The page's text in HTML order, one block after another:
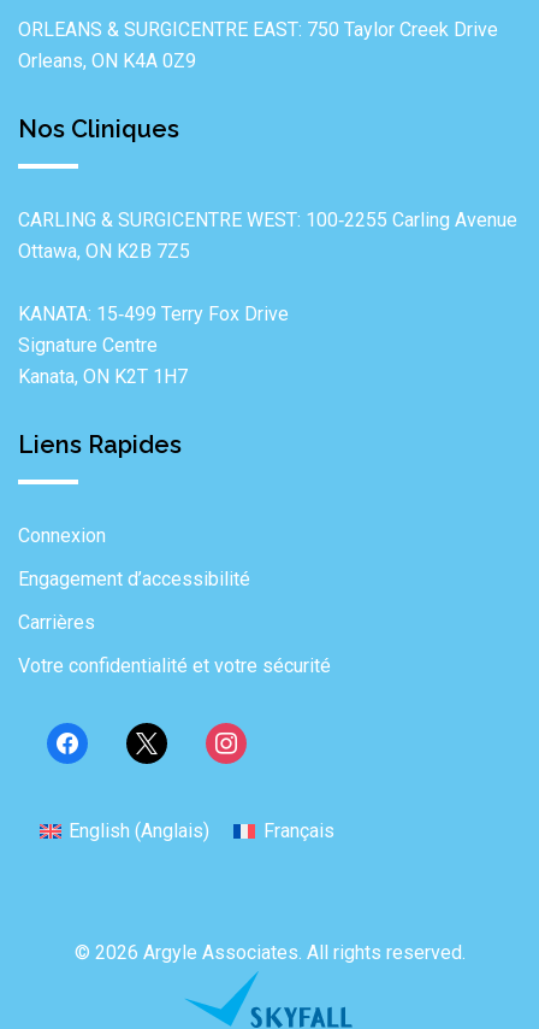
ORLEANS & SURGICENTRE EAST: 750 Taylor Creek Drive
Orleans, ON K4A 0Z9
Nos Cliniques
CARLING & SURGICENTRE WEST: 100‐2255 Carling Avenue
Ottawa, ON K2B 7Z5
KANATA: 15‐499 Terry Fox Drive
Signature Centre
Kanata, ON K2T 1H7
Liens Rapides
Connexion
Engagement d’accessibilité
Carrières
Votre confidentialité et votre sécurité
English (Anglais) Français
© 2026 Argyle Associates. All rights reserved.